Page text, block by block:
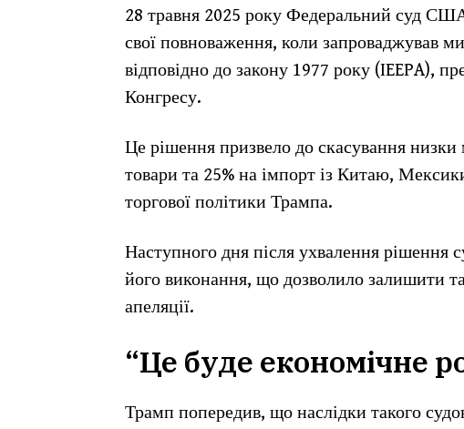
28 травня 2025 року Федеральний суд
свої повноваження, коли запроваджував
відповідно до закону 1977 року (IEEPA),
Конгресу.
Це рішення призвело до скасування
товари та 25% на імпорт із Китаю,
торгової політики Трампа.
Наступного дня після ухвалення рішення
його виконання, що дозволило залишити
апеляції.
“Це буде економічне
Трамп попередив, що наслідки такого